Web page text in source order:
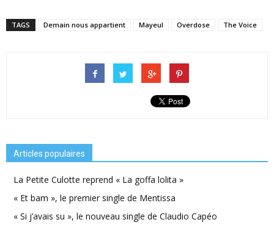
TAGS Demain nous appartient Mayeul Overdose The Voice
Articles populaires
La Petite Culotte reprend « La goffa lolita »
« Et bam », le premier single de Mentissa
« Si j’avais su », le nouveau single de Claudio Capéo